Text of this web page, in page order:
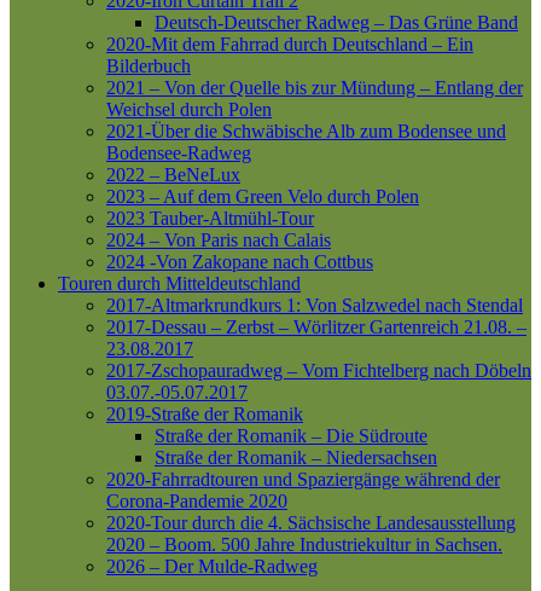
Deutsch-Deutscher Radweg – Das Grüne Band
2020-Mit dem Fahrrad durch Deutschland – Ein
Bilderbuch
2021 – Von der Quelle bis zur Mündung – Entlang der
Weichsel durch Polen
2021-Über die Schwäbische Alb zum Bodensee und
Bodensee-Radweg
2022 – BeNeLux
2023 – Auf dem Green Velo durch Polen
2023 Tauber-Altmühl-Tour
2024 – Von Paris nach Calais
2024 -Von Zakopane nach Cottbus
Touren durch Mitteldeutschland
2017-Altmarkrundkurs 1: Von Salzwedel nach Stendal
2017-Dessau – Zerbst – Wörlitzer Gartenreich 21.08. –
23.08.2017
2017-Zschopauradweg – Vom Fichtelberg nach Döbeln
03.07.-05.07.2017
2019-Straße der Romanik
Straße der Romanik – Die Südroute
Straße der Romanik – Niedersachsen
2020-Fahrradtouren und Spaziergänge während der
Corona-Pandemie 2020
2020-Tour durch die 4. Sächsische Landesausstellung
2020 – Boom. 500 Jahre Industriekultur in Sachsen.
2026 – Der Mulde-Radweg